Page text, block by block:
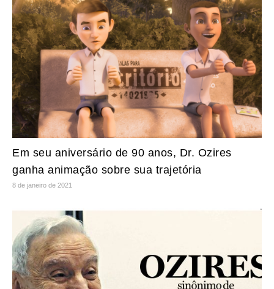
Em seu aniversário de 90 anos, Dr. Ozires
ganha animação sobre sua trajetória
8 de janeiro de 2021